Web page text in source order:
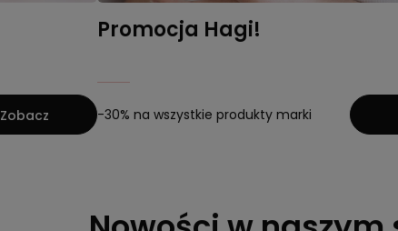
Zobacz
Promocja Hagi!
-30% na wszystkie produkty marki